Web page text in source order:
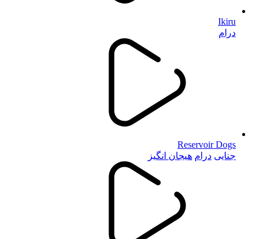
Ikiru
درام
Reservoir Dogs
جنایی درام هیجان انگیز